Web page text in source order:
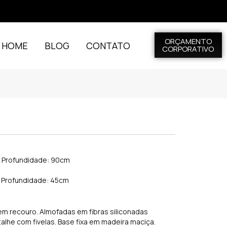
BLOG CONTATO ORÇAMENTO
CORPORATIVO
Profundidade: 90cm
45cm
recouro. Almofadas em fibras siliconadas
com fivelas. Base fixa em madeira maciça.